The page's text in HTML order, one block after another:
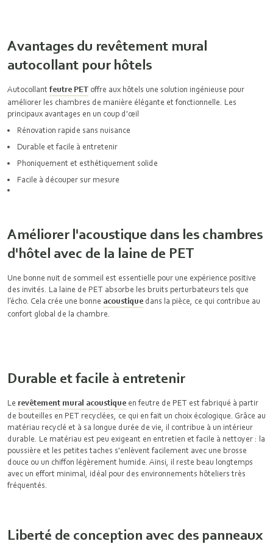
Avantages du revêtement mural
autocollant pour hôtels
Autocollant feutre PET offre aux hôtels une solution ingénieuse pour
améliorer les chambres de manière élégante et fonctionnelle. Les
principaux avantages en un coup d'œil
Rénovation rapide sans nuisance
Durable et facile à entretenir
Phoniquement et esthétiquement solide
Facile à découper sur mesure
Améliorer l'acoustique dans les chambres
d'hôtel avec de la laine de PET
Une bonne nuit de sommeil est essentielle pour une expérience positive
des invités. La laine de PET absorbe les bruits perturbateurs tels que
l’écho. Cela crée une bonne acoustique dans la pièce, ce qui contribue au
confort global de la chambre.
Durable et facile à entretenir
Le revêtement mural acoustique en feutre de PET est fabriqué à partir
de bouteilles en PET recyclées, ce qui en fait un choix écologique. Grâce au
matériau recyclé et à sa longue durée de vie, il contribue à un intérieur
durable. Le matériau est peu exigeant en entretien et facile à nettoyer : la
poussière et les petites taches s'enlèvent facilement avec une brosse
douce ou un chiffon légèrement humide. Ainsi, il reste beau longtemps
avec un effort minimal, idéal pour des environnements hôteliers très
fréquentés.
Liberté de conception avec des panneaux